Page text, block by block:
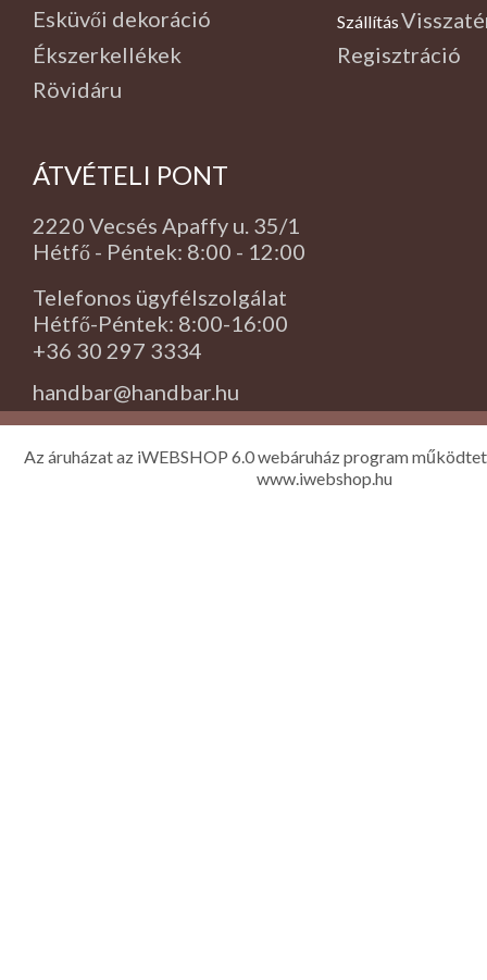
Esküvői dekoráció
Ékszerkellékek
Rövidáru
Szállítás
Regisztráció
ÁTVÉTELI PONT
2220 Vecsés Apaffy u. 35/1
Hétfő - Péntek: 8:00 - 12:00
Telefonos ügyfélszolgálat
Hétfő-Péntek: 8:00-16:00
+36 30 297 3334
handbar@handbar.hu
Az áruházat az iWEBSHOP 6.0 webáruház program
www.iwebshop.hu